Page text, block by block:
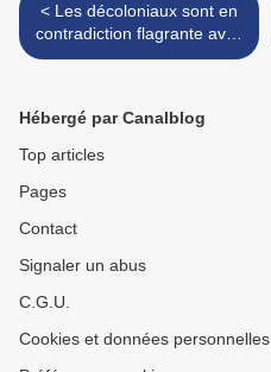
< Les décoloniaux sont en
contradiction flagrante avec
les valeurs de gauche,
Hébergé par Canalblog
Top articles
Pages
Contact
Signaler un abus
C.G.U.
Cookies et données personnelles